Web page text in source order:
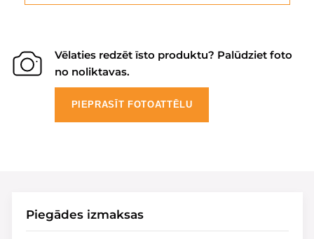
Vēlaties redzēt īsto produktu? Palūdziet foto
no noliktavas.
PIEPRASĪT FOTOATTĒLU
Piegādes izmaksas